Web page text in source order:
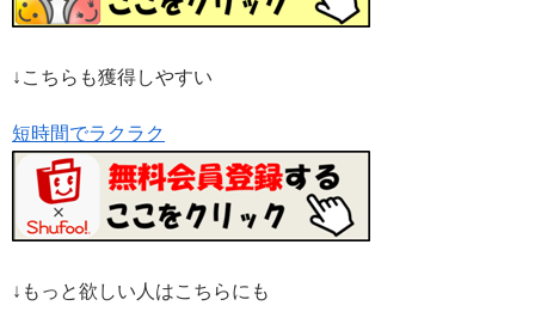
↓こちらも獲得しやすい
短時間でラクラク
↓もっと欲しい人はこちらにも